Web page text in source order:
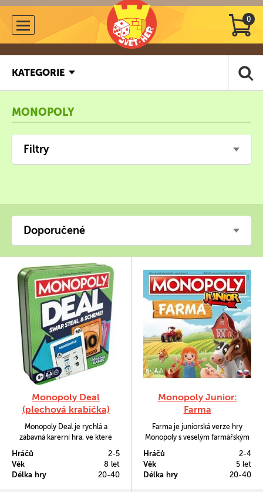
0
KATEGORIE
MONOPOLY
Filtry
Doporučené
Monopoly Deal
(plechová krabička)
Monopoly Deal je rychlá a
zábavná karerní hra, ve které
situaci! Získejte 3 kompletní sady
pozemků, ale dávejte si pozor na
vymahače dluhů, lstí a obávané
Hráčů
2-5
Věk
8 let
Délka hry
20-40
Monopoly Junior:
Farma
Farma je juniorská verze hry
Monopoly s veselým farmářským
spravují zvířata, pole a další části
farmy, vybírají nájemné a učí se
základům obchodování.
Hráčů
2-4
Věk
5 let
Délka hry
20-40